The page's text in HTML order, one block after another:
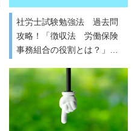
社労士試験勉強法 過去問
攻略！「徴収法 労働保険
事務組合の役割とは？」…